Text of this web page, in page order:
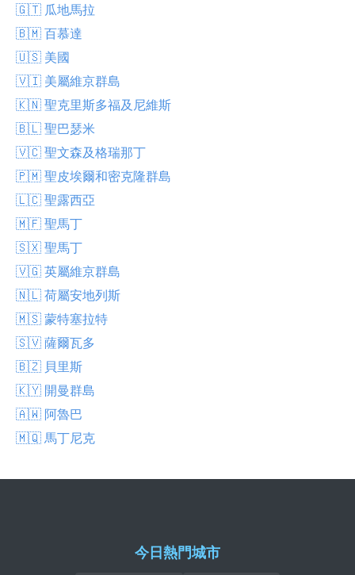
🇬🇹 瓜地馬拉
🇧🇲 百慕達
🇺🇸 美國
🇻🇮 美屬維京群島
🇰🇳 聖克里斯多福及尼維斯
🇧🇱 聖巴瑟米
🇻🇨 聖文森及格瑞那丁
🇵🇲 聖皮埃爾和密克隆群島
🇱🇨 聖露西亞
🇲🇫 聖馬丁
🇸🇽 聖馬丁
🇻🇬 英屬維京群島
🇳🇱 荷屬安地列斯
🇲🇸 蒙特塞拉特
🇸🇻 薩爾瓦多
🇧🇿 貝里斯
🇰🇾 開曼群島
🇦🇼 阿魯巴
🇲🇶 馬丁尼克
今日熱門城市